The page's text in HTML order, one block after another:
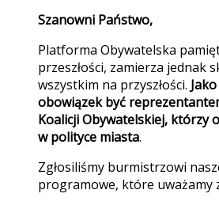
Szanowni Państwo,
Platforma Obywatelska
przeszłości, zamierza jednak
wszystkim na przyszłości.
obowiązek być
Koalicji Obywatelskiej, którzy
w polityce miasta.
Zgłosiliśmy burmistrzowi
programowe, które uważamy